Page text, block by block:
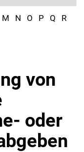
M N O P Q
R
von
oder